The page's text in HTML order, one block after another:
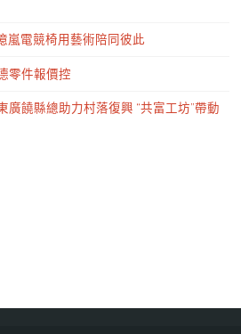
嵐電競椅用藝術陪同彼此
零件報價控
廣饒縣總助力村落復興 “共富工坊”帶動